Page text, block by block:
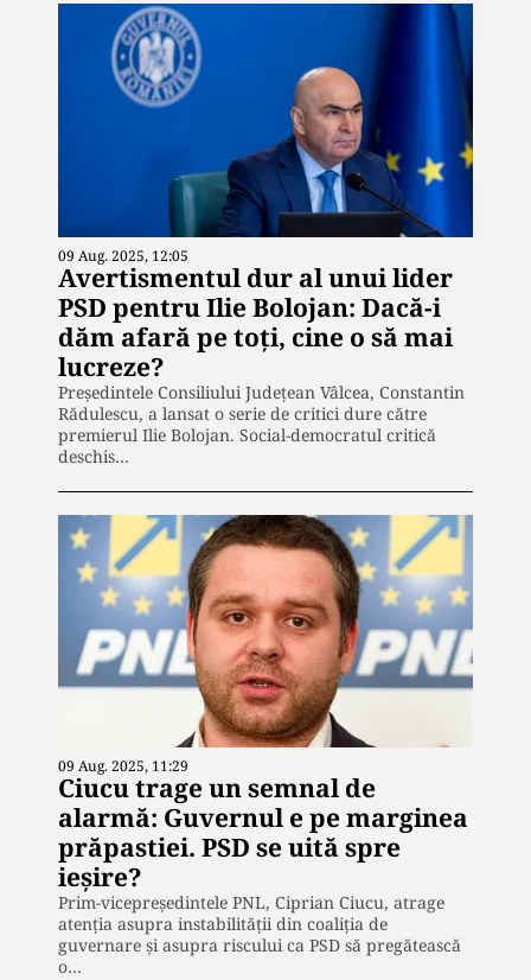
09 Aug. 2025, 12:05
Avertismentul dur al unui lider
PSD pentru Ilie Bolojan: Dacă-i
dăm afară pe toți, cine o să mai
lucreze?
Președintele Consiliului Județean Vâlcea, Constantin
Rădulescu, a lansat o serie de critici dure către
premierul Ilie Bolojan. Social-democratul critică
deschis…
09 Aug. 2025, 11:29
Ciucu trage un semnal de
alarmă: Guvernul e pe marginea
prăpastiei. PSD se uită spre
ieșire?
Prim-vicepreședintele PNL, Ciprian Ciucu, atrage
atenția asupra instabilității din coaliția de
guvernare și asupra riscului ca PSD să pregătească
o…